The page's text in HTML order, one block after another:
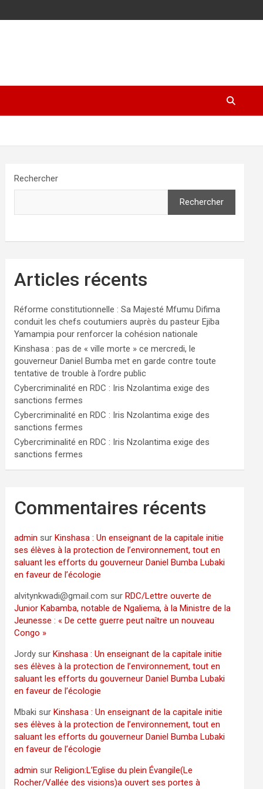
Rechercher
Rechercher
Articles récents
Réforme constitutionnelle : Sa Majesté Mfumu Difima
conduit les chefs coutumiers auprès du pasteur Ejiba
Yamampia pour renforcer la cohésion nationale
Kinshasa : pas de « ville morte » ce mercredi, le
gouverneur Daniel Bumba met en garde contre toute
tentative de trouble à l’ordre public
Cybercriminalité en RDC : Iris Nzolantima exige des
sanctions fermes
Cybercriminalité en RDC : Iris Nzolantima exige des
sanctions fermes
Cybercriminalité en RDC : Iris Nzolantima exige des
sanctions fermes
Commentaires récents
admin surKinshasa : Un enseignant de la capitale initie
ses élèves à la protection de l’environnement, tout en
saluant les efforts du gouverneur Daniel Bumba Lubaki
en faveur de l’écologie
alvitynkwadi@gmail.com surRDC/Lettre ouverte de
Junior Kabamba, notable de Ngaliema, à la Ministre de la
Jeunesse : « De cette guerre peut naître un nouveau
Congo »
Jordy surKinshasa : Un enseignant de la capitale initie
ses élèves à la protection de l’environnement, tout en
saluant les efforts du gouverneur Daniel Bumba Lubaki
en faveur de l’écologie
Mbaki surKinshasa : Un enseignant de la capitale initie
ses élèves à la protection de l’environnement, tout en
saluant les efforts du gouverneur Daniel Bumba Lubaki
en faveur de l’écologie
admin surReligion:L’Eglise du plein Évangile(Le
Rocher/Vallée des visions)a ouvert ses portes à